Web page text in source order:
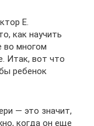
Е.
как научить
во многом
Итак, вот что
ребенок
— это значит,
когда он еще